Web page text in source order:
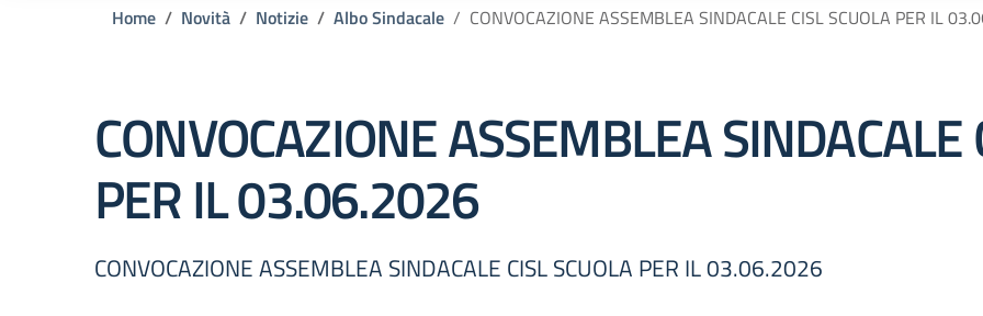
Home Novità Notizie Albo Sindacale CONVOCAZIONE ASSEMBLEA SINDACALE CISL SCUOLA PER IL
CONVOCAZIONE ASSEMBLEA SINDACALE
PER IL 03.06.2026
CONVOCAZIONE ASSEMBLEA SINDACALE CISL SCUOLA PER IL 03.06.2026